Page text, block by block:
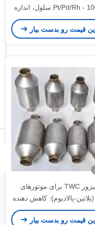
Pt/Pd/Rh - 100/400 سلول، اندازه
های 2.5 اینچ/3 اینچ
قیمت رو بدست بیار
کاتالیزور TWC برای موتورهای
(پلاتین-پالادیوم): کاهش دهنده
گوگرد بنزین
قیمت رو بدست بیار